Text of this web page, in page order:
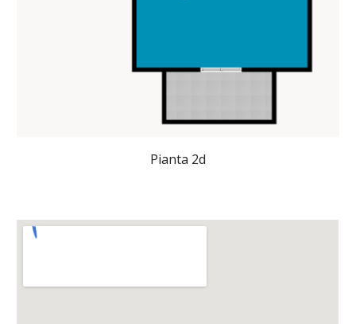
Pianta 2d